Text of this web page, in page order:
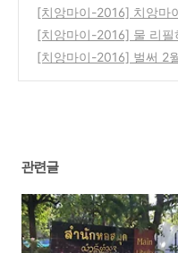
EB16)
(0)
[치앙마이-2016] 치앙마
(0)
[치앙마이-2016] 물 리필하기
16)
(0)
관련글